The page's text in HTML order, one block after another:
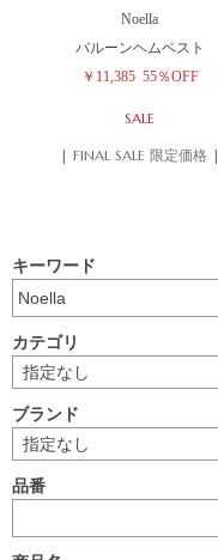
Noella
バルーンヘムベスト
￥11,385 55％OFF
SALE
| FINAL SALE 限定価格 |
キーワード
カテゴリ
ブランド
品番